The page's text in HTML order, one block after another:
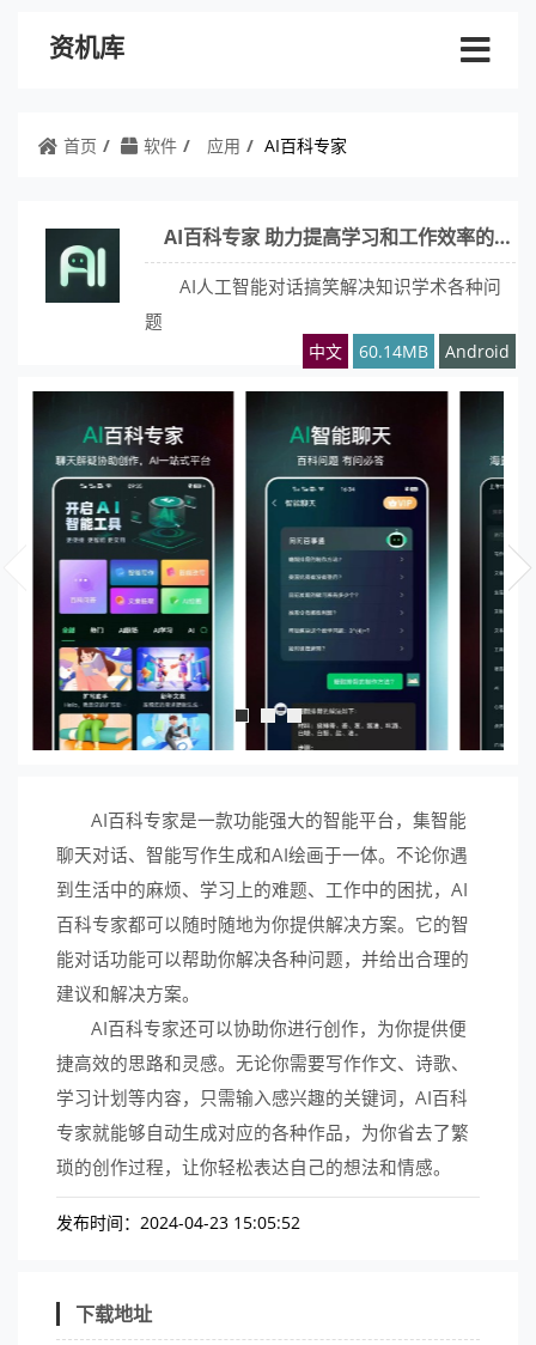
资机库
首页 软件 应用 AI百科专家
AI百科专家 助力提高学习和工作效率的AI助手
AI人工智能对话搞笑解决知识学术各种问
题
中文 60.14MB Android
AI百科专家是一款功能强大的智能平台，集智能
聊天对话、智能写作生成和AI绘画于一体。不论你遇
到生活中的麻烦、学习上的难题、工作中的困扰，AI
百科专家都可以随时随地为你提供解决方案。它的智
能对话功能可以帮助你解决各种问题，并给出合理的
建议和解决方案。
AI百科专家还可以协助你进行创作，为你提供便
捷高效的思路和灵感。无论你需要写作作文、诗歌、
学习计划等内容，只需输入感兴趣的关键词，AI百科
专家就能够自动生成对应的各种作品，为你省去了繁
琐的创作过程，让你轻松表达自己的想法和情感。
发布时间：2024-04-23 15:05:52
下载地址